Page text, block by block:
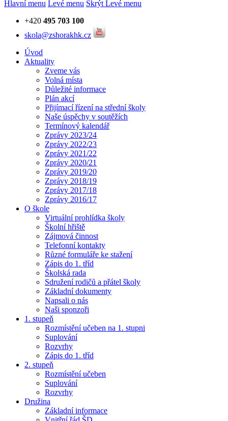
Hlavní menu Levé menu Skrýt Levé menu
+420 495 703 100
skola@zshorakhk.cz
Úvod
Aktuality
Zveme vás
Volná místa
Důležité informace
Plán akcí
Přijímací řízení na střední školy
Naše úspěchy v soutěžích
Termínový kalendář
Zprávy 2023/24
Zprávy 2022/23
Zprávy 2021/22
Zprávy 2020/21
Zprávy 2019/20
Zprávy 2018/19
Zprávy 2017/18
Zprávy 2016/17
O škole
Virtuální prohlídka školy
Školní hřiště
Zájmová činnost
Telefonní kontakty
Různé formuláře ke stažení
Zápis do 1. tříd
Školská rada
Sdružení rodičů a přátel školy
Základní dokumenty
Napsali o nás
Naši sponzoři
1. stupeň
Rozmístění učeben na 1. stupni
Suplování
Rozvrhy
Zápis do 1. tříd
2. stupeň
Rozmístění učeben
Suplování
Rozvrhy
Družina
Základní informace